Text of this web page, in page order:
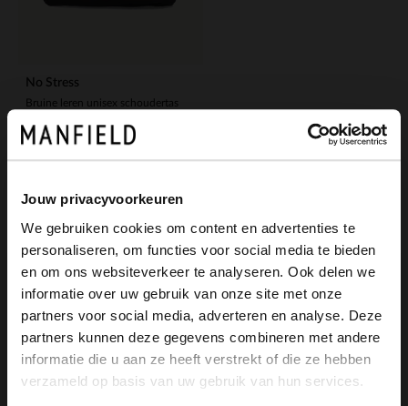
Jouw privacyvoorkeuren
We gebruiken cookies om content en advertenties te
personaliseren, om functies voor social media te bieden
en om ons websiteverkeer te analyseren. Ook delen we
informatie over uw gebruik van onze site met onze
partners voor social media, adverteren en analyse. Deze
partners kunnen deze gegevens combineren met andere
informatie die u aan ze heeft verstrekt of die ze hebben
verzameld op basis van uw gebruik van hun services.
No Stress
Bruine leren unisex schoudertas
89.99
De My Manfield
voordelen wachten
op je.
×
View this website in English?
It looks like your language isn't Dutch. Would
you like to switch to English?